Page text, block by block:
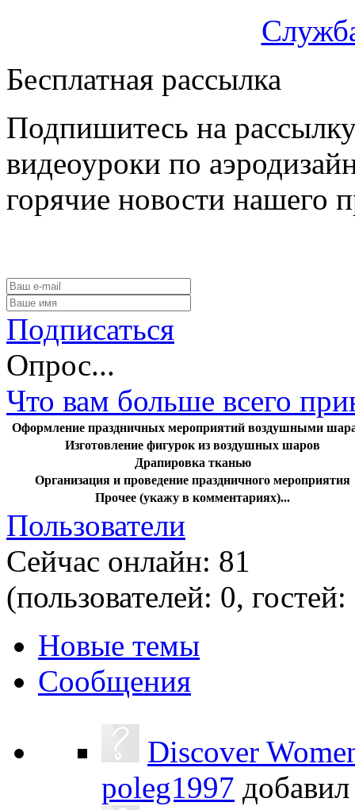
Бесплатная рассылка
Подпишитесь на
видеоуроки по
горячие новости нашего
Подписаться
Опрос...
Что вам больше всего
Оформление праздничных мероприятий воздушными
Изготовление фигурок из воздушных шаров
Драпировка тканью
Организация и проведение праздничного мероприятия
Прочее (укажу в комментариях)...
Пользователи
Сейчас онлайн: 81
(пользователей: 0,
Новые темы
Сообщения
Discover
poleg1997